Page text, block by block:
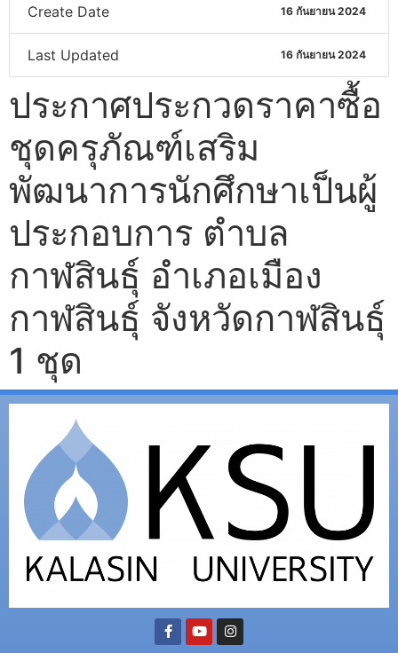
Create Date 16 กันยายน 2024
Last Updated 16 กันยายน 2024
ประกาศประกวดราคาซื้อ
ชุดครุภัณฑ์เสริม
พัฒนาการนักศึกษาเป็นผู้
ประกอบการ ตำบล
กาฬสินธุ์ อำเภอเมือง
กาฬสินธุ์ จังหวัดกาฬสินธุ์
1 ชุด